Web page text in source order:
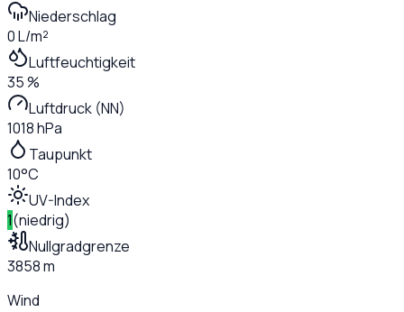
Niederschlag
0 L/m²
Luftfeuchtigkeit
35 %
Luftdruck (NN)
1018 hPa
Taupunkt
10°C
UV-Index
1(niedrig)
Nullgradgrenze
3858 m
Wind